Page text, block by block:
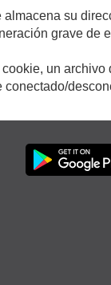
su
grave de
un